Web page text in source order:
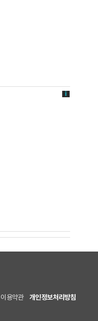
이용약관
개인정보처리방침